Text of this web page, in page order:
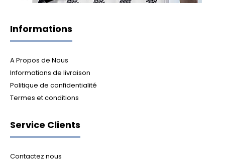
Informations
A Propos de Nous
Informations de livraison
Politique de confidentialité
Termes et conditions
Service Clients
Contactez nous